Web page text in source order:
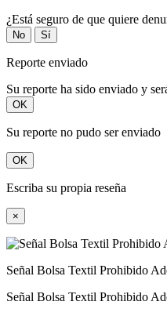
¿Está seguro de que quiere
No Sí
Reporte enviado
Su reporte ha sido enviado y
OK
Su reporte no pudo ser enviado
OK
Escriba su propia reseña
×
Señal Bolsa Textil Prohibido
Señal Bolsa Textil Prohibido